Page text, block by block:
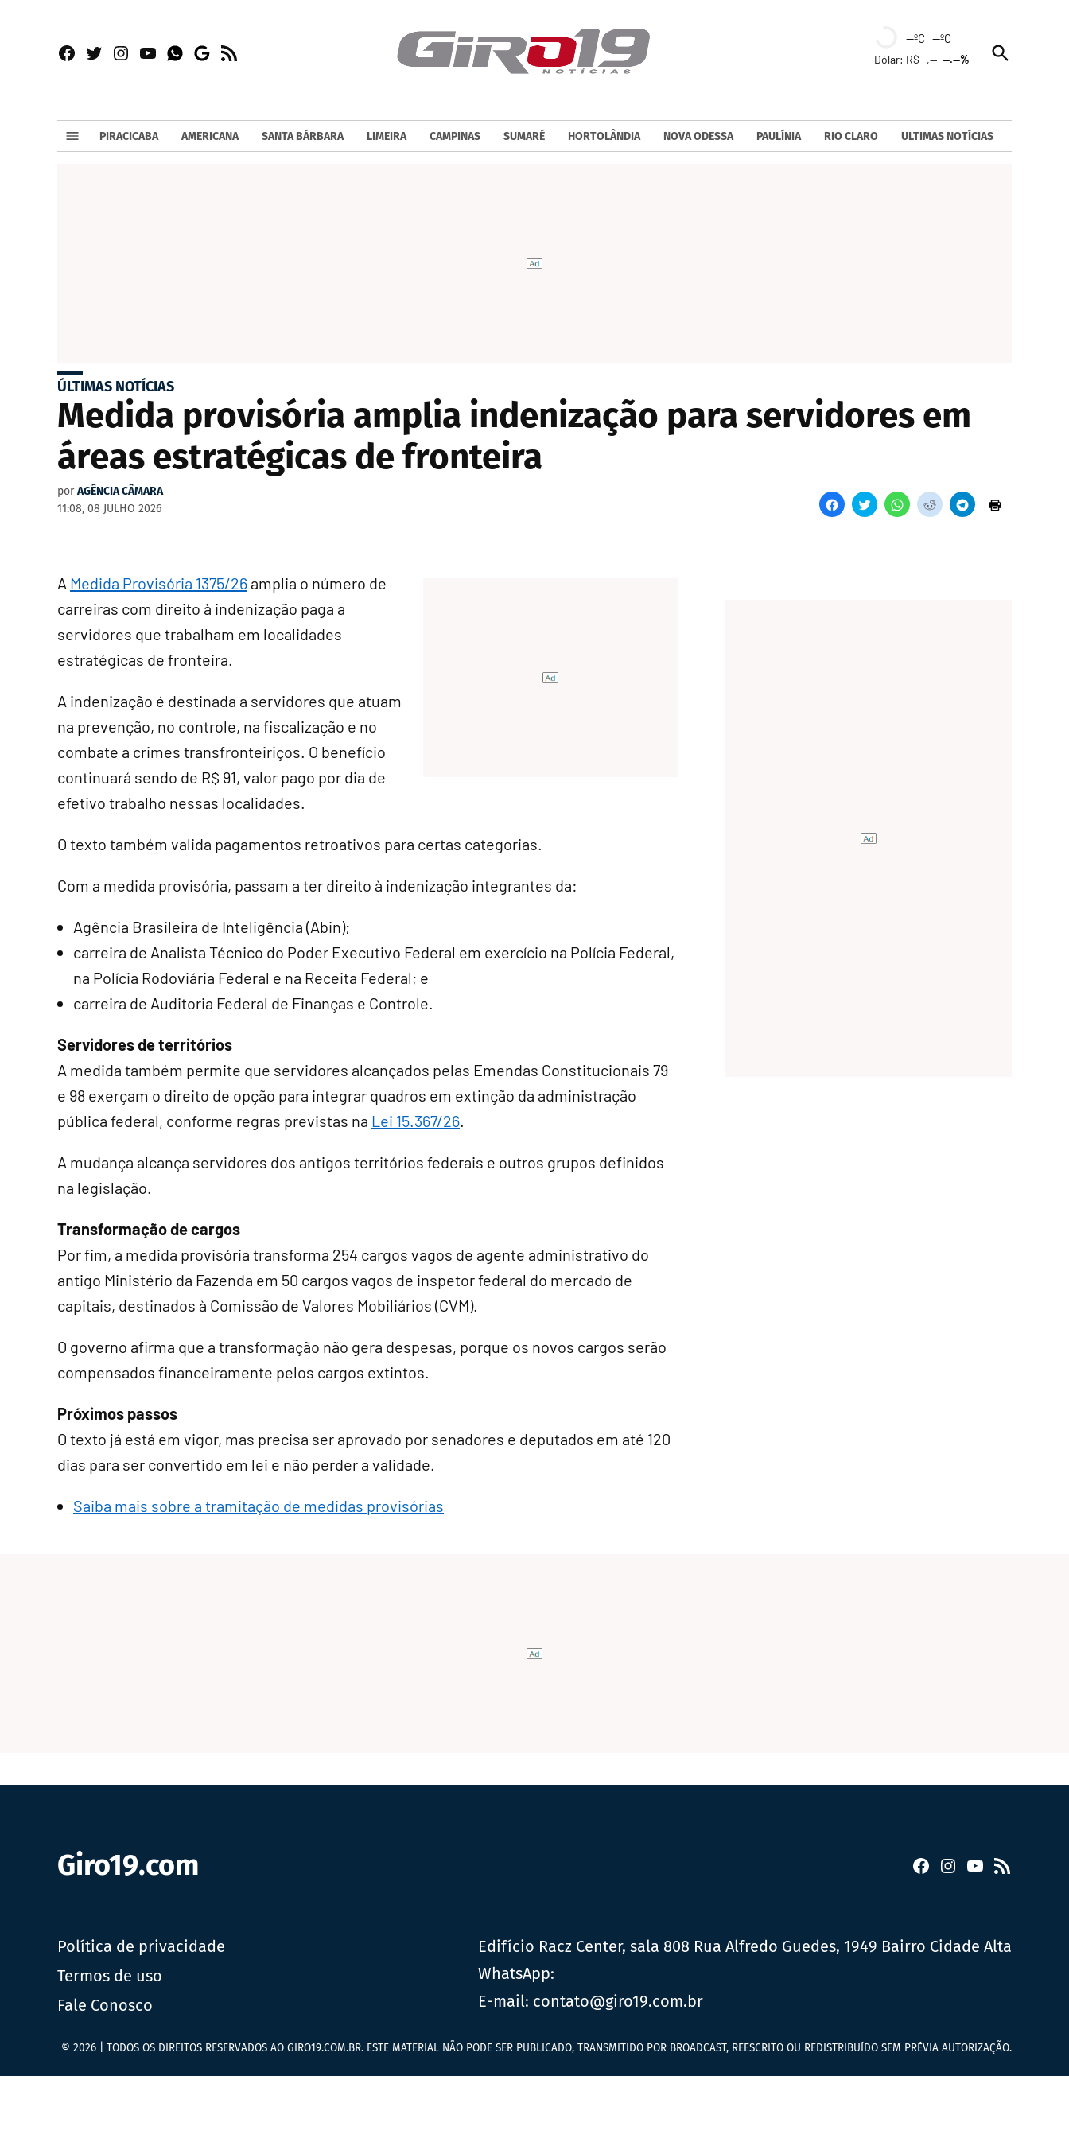
Facebook
TwitterInstagram
YouTubeWhatsapp
Google
RSS
--ºC --ºC
Dólar: R$ -,----.--%
Open
Search
PIRACICABA AMERICANA SANTA BÁRBARA LIMEIRA CAMPINAS SUMARÉ HORTOLÂNDIA NOVA ODESSA PAULÍNIA RIO CLARO ULTIMAS NOTÍCIAS
ÚLTIMAS NOTÍCIAS
Medida provisória amplia indenização para servidores em
áreas estratégicas de fronteira
por AGÊNCIA CÂMARA
11:08, 08 JULHO 2026
A Medida Provisória 1375/26 amplia o número de
carreiras com direito à indenização paga a
servidores que trabalham em localidades
estratégicas de fronteira.
A indenização é destinada a servidores que atuam
na prevenção, no controle, na fiscalização e no
combate a crimes transfronteiriços. O benefício
continuará sendo de R$ 91, valor pago por dia de
efetivo trabalho nessas localidades.
O texto também valida pagamentos retroativos para certas categorias.
Com a medida provisória, passam a ter direito à indenização integrantes da:
Agência Brasileira de Inteligência (Abin);
carreira de Analista Técnico do Poder Executivo Federal em exercício na Polícia Federal,
na Polícia Rodoviária Federal e na Receita Federal; e
carreira de Auditoria Federal de Finanças e Controle.
Servidores de territórios
A medida também permite que servidores alcançados pelas Emendas Constitucionais 79
e 98 exerçam o direito de opção para integrar quadros em extinção da administração
pública federal, conforme regras previstas na Lei 15.367/26.
A mudança alcança servidores dos antigos territórios federais e outros grupos definidos
na legislação.
Transformação de cargos
Por fim, a medida provisória transforma 254 cargos vagos de agente administrativo do
antigo Ministério da Fazenda em 50 cargos vagos de inspetor federal do mercado de
capitais, destinados à Comissão de Valores Mobiliários (CVM).
O governo afirma que a transformação não gera despesas, porque os novos cargos serão
compensados financeiramente pelos cargos extintos.
Próximos passos
O texto já está em vigor, mas precisa ser aprovado por senadores e deputados em até 120
dias para ser convertido em lei e não perder a validade.
Saiba mais sobre a tramitação de medidas provisórias
Giro19.com Facebook
Instagram
YouTube
RSS
Política de privacidade
Termos de uso
Fale Conosco
Edifício Racz Center, sala 808 Rua Alfredo Guedes, 1949 Bairro Cidade Alta
WhatsApp:
E-mail: contato@giro19.com.br
© 2026 | TODOS OS DIREITOS RESERVADOS AO GIRO19.COM.BR. ESTE MATERIAL NÃO PODE SER PUBLICADO, TRANSMITIDO POR BROADCAST, REESCRITO OU REDISTRIBUÍDO SEM PRÉVIA AUTORIZAÇÃO.